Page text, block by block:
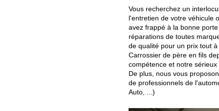
Vous recherchez un
l'entretien de votre véhicule
avez frappé à la bonne
réparations de toutes
de qualité pour un prix tout
Carrossier de père en fils
compétence et notre
De plus, nous vous
de professionnels de
Auto, ...)